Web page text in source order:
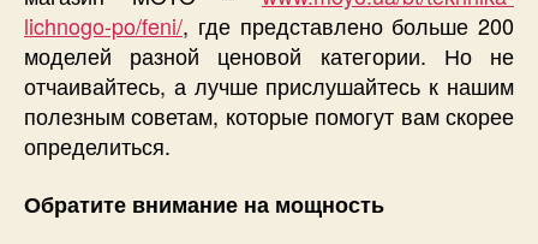
lichnogo-po/feni/, где представлено больше 200
моделей разной ценовой категории. Но не
отчаивайтесь, а лучше прислушайтесь к нашим
полезным советам, которые помогут вам скорее
определиться.
Обратите внимание на мощность